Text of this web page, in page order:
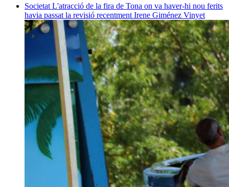
Societat L'atracció de la fira de Tona on va haver-hi nou ferits
havia passat la revisió recentment Irene Giménez Vinyet